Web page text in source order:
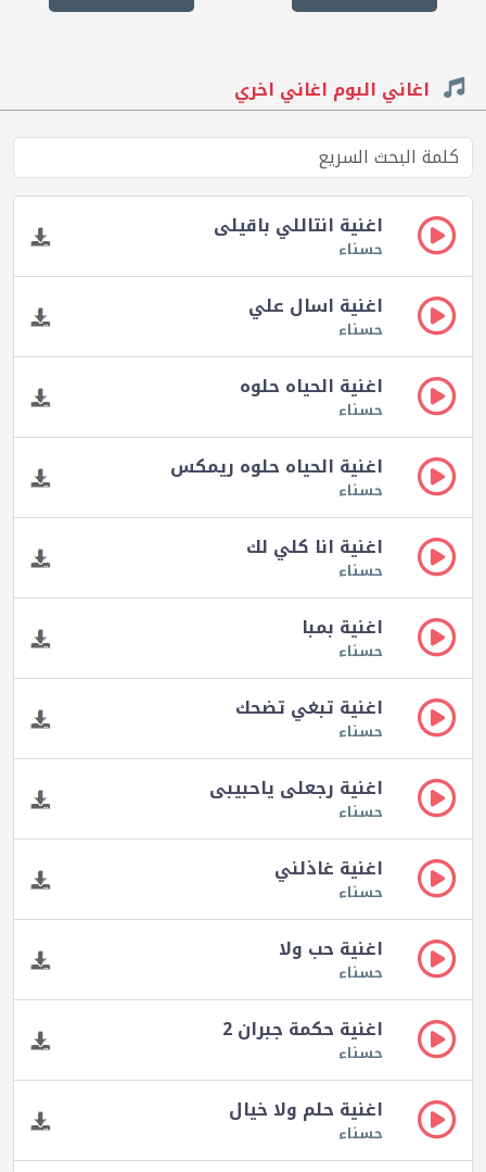
اغاني البوم اغاني اخري
اغنية انتاللي باقيلى
حسناء
اغنية اسال علي
حسناء
اغنية الحياه حلوه
حسناء
اغنية الحياه حلوه ريمكس
حسناء
اغنية انا كلي لك
حسناء
اغنية بمبا
حسناء
اغنية تبغي تضحك
حسناء
اغنية رجعلى ياحبيبى
حسناء
اغنية غاذلني
حسناء
اغنية حب ولا
حسناء
اغنية حكمة جبران 2
حسناء
اغنية حلم ولا خيال
حسناء